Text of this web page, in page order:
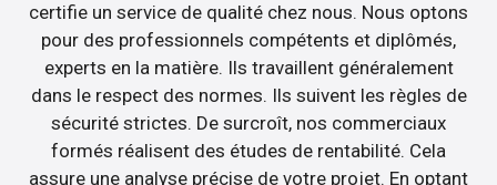
certifie un service de qualité chez nous. Nous optons
pour des professionnels compétents et diplômés,
experts en la matière. Ils travaillent généralement
dans le respect des normes. Ils suivent les règles de
sécurité strictes. De surcroît, nos commerciaux
formés réalisent des études de rentabilité. Cela
assure une analyse précise de votre projet. En optant